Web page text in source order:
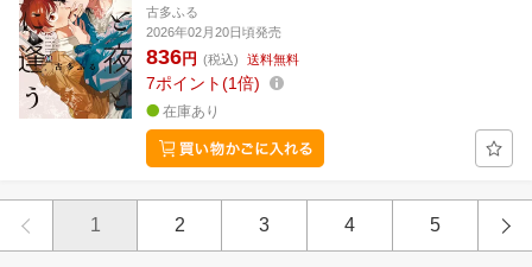
古多ふる
2026年02月20日頃発売
836円 (税込) 送料無料
7ポイント 1倍
在庫あり
1 2 3 4 5